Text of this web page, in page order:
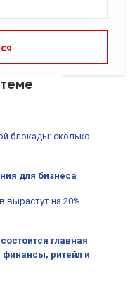
блокады: сколько
для бизнеса
вырастут на 20% —
главная
ритейл и